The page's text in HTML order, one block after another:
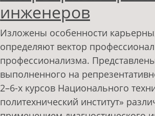
инженеров
Изложены особенности
определяют вектор
профессионализма.
выполненного на
2–6-х курсов Национального
политехнический институт»